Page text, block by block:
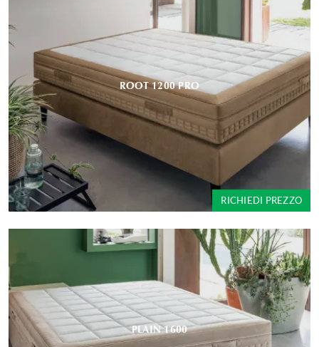
ROOT 1200 PRO
RICHIEDI PREZZO
PLAIN 1600